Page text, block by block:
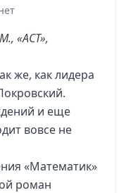
«АСТ»,
же, как лидера
и еще
вовсе не
«Математик»
роман